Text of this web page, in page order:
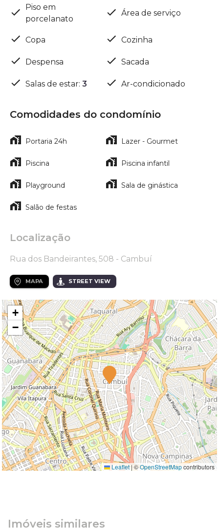
Piso em
porcelanato
Área de serviço
Copa Cozinha
Despensa Sacada
Salas de estar: 3 Ar-condicionado
Comodidades do condomínio
Portaria 24h Lazer - Gourmet
Piscina Piscina infantil
Playground Sala de ginástica
Salão de festas
Localização
Rua dos Bandeirantes, 508 - Cambuí
MAPA STREET VIEW
+
−
Leaflet|©OpenStreetMapcontributors
Imóveis similares